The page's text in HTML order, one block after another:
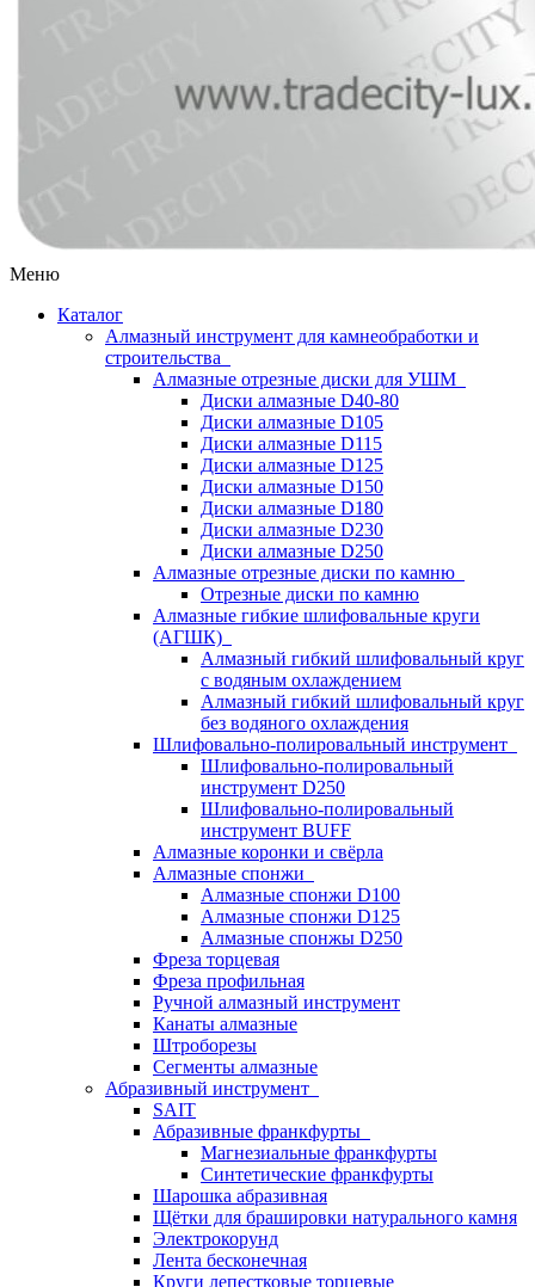
Меню
Каталог
Алмазный инструмент для камнеобработки и
строительства
Алмазные отрезные диски для УШМ
Диски алмазные D40-80
Диски алмазные D105
Диски алмазные D115
Диски алмазные D125
Диски алмазные D150
Диски алмазные D180
Диски алмазные D230
Диски алмазные D250
Алмазные отрезные диски по камню
Отрезные диски по камню
Алмазные гибкие шлифовальные круги
(АГШК)
Алмазный гибкий шлифовальный круг
с водяным охлаждением
Алмазный гибкий шлифовальный круг
без водяного охлаждения
Шлифовально-полировальный инструмент
Шлифовально-полировальный
инструмент D250
Шлифовально-полировальный
инструмент BUFF
Алмазные коронки и свёрла
Алмазные спонжи
Алмазные спонжи D100
Алмазные спонжи D125
Алмазные спонжы D250
Фреза торцевая
Фреза профильная
Ручной алмазный инструмент
Канаты алмазные
Штроборезы
Сегменты алмазные
Абразивный инструмент
SAIT
Абразивные франкфурты
Магнезиальные франкфурты
Синтетические франкфурты
Шарошка абразивная
Щётки для брашировки натурального камня
Электрокорунд
Лента бесконечная
Круги лепестковые торцевые